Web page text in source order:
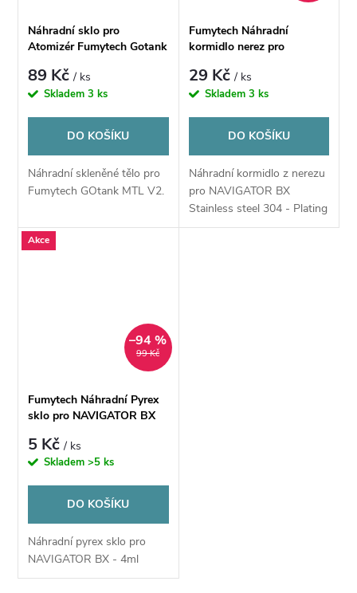
Náhradní sklo pro
Atomizér Fumytech Gotank
89 Kč/ ks
Skladem3 ks
DO KOŠÍKU
Náhradní skleněné tělo pro
Fumytech GOtank MTL V2.
Fumytech Náhradní
kormidlo nerez pro
29 Kč/ ks
Skladem 3 ks
DO KOŠÍKU
Náhradní kormidlo z nerezu
pro NAVIGATOR BX
Stainless steel 304 - Plating
gold 24k
Akce
99 Kč
–94 %
Fumytech Náhradní Pyrex
sklo pro NAVIGATOR BX
5 Kč/ ks
Skladem>5 ks
DO KOŠÍKU
Náhradní pyrex sklo pro
NAVIGATOR BX - 4ml